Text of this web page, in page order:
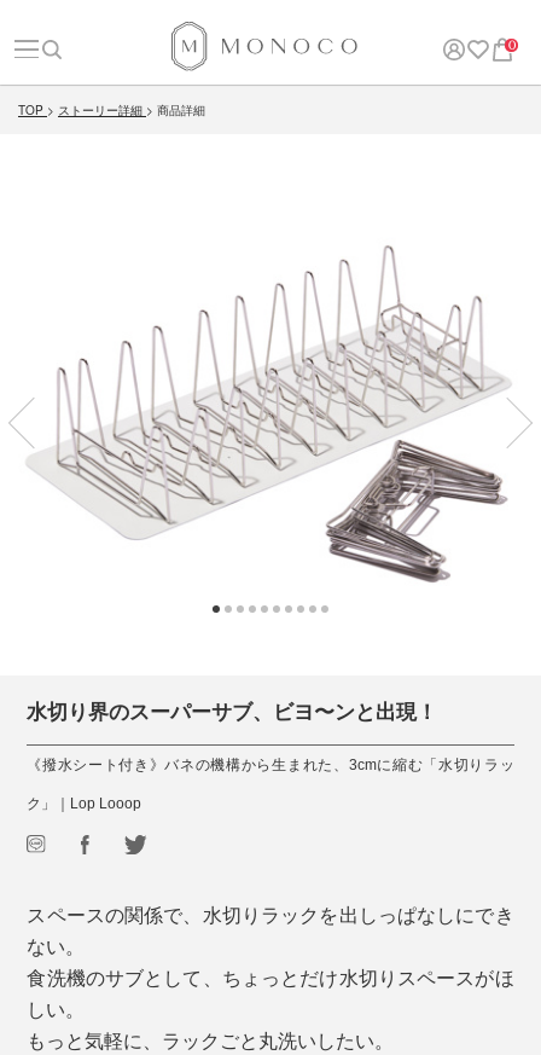
0
TOP ストーリー詳細 商品詳細
水切り界のスーパーサブ、ビヨ〜ンと出現！
《撥水シート付き》バネの機構から生まれた、3cmに縮む「水切りラッ
ク」｜Lop Looop
スペースの関係で、水切りラックを出しっぱなしにでき
ない。
食洗機のサブとして、ちょっとだけ水切りスペースがほ
しい。
もっと気軽に、ラックごと丸洗いしたい。